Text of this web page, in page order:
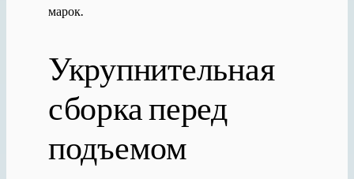
марок.
Укрупнительная
сборка перед
подъемом